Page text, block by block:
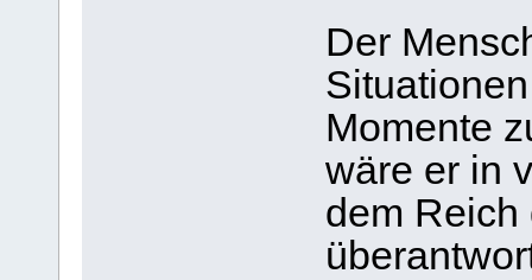
Der
Momente
wäre er in
dem Reich